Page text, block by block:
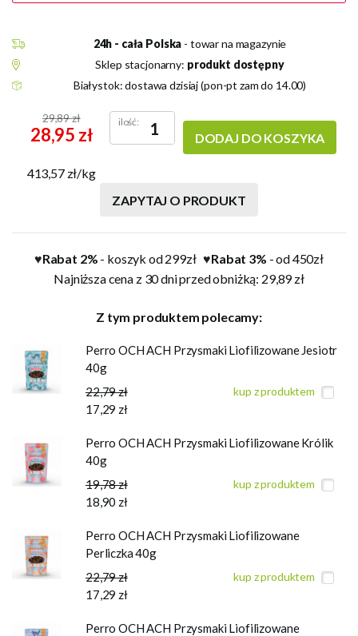
24h - cała Polska - towar na magazynie
Sklep stacjonarny: produkt dostępny
Białystok: dostawa dzisiaj (pon-pt zam do 14.00)
29,89 zł
28,95 zł
413,57 zł/kg
ilość:
DODAJ DO KOSZYKA
ZAPYTAJ O PRODUKT
♥Rabat 2% - koszyk od 299zł♥Rabat 3% - od 450zł
Najniższa cena z 30 dni przed obniżką: 29,89 zł
Z tym produktem polecamy:
Perro OCH ACH Przysmaki Liofilizowane Jesiotr
40g
22,79 zł
17,29 zł
kup z produktem
Perro OCH ACH Przysmaki Liofilizowane Królik
40g
19,78 zł
18,90 zł
kup z produktem
Perro OCH ACH Przysmaki Liofilizowane
Perliczka 40g
22,79 zł
17,29 zł
kup z produktem
Perro OCH ACH Przysmaki Liofilizowane